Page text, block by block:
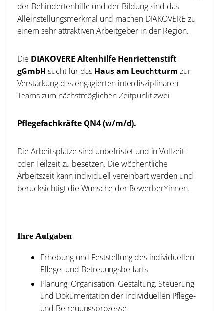
der Behindertenhilfe und der Bildung sind das
Alleinstellungsmerkmal und machen DIAKOVERE zu
einem sehr attraktiven Arbeitgeber in der Region.
Die DIAKOVERE Altenhilfe Henriettenstift
gGmbH sucht für das Haus am Leuchtturm zur
Verstärkung des engagierten interdisziplinären
Teams zum nächstmöglichen Zeitpunkt zwei
Pflegefachkräfte QN4 (w/m/d).
Die Arbeitsplätze sind unbefristet und in Vollzeit
oder Teilzeit zu besetzen. Die wöchentliche
Arbeitszeit kann individuell vereinbart werden und
berücksichtigt die Wünsche der Bewerber*innen.
Ihre Aufgaben
Erhebung und Feststellung des individuellen
Pflege- und Betreuungsbedarfs
Planung, Organisation, Gestaltung, Steuerung
und Dokumentation der individuellen Pflege-
und Betreuungsprozesse